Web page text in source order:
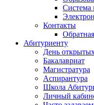
Система
Контакты
Абитуриенту
День
Бакалавриат
Магистратура
Аспирантура
Школа
Личный